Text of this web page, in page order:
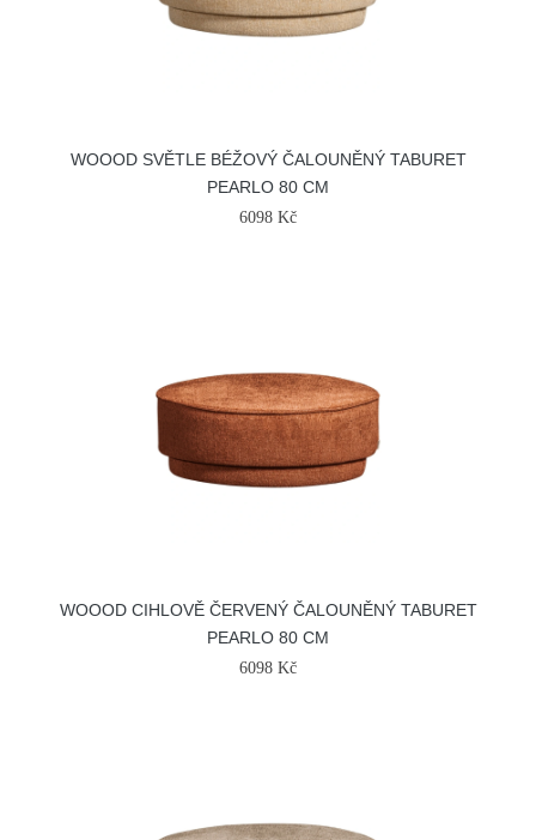
WOOOD SVĚTLE BÉŽOVÝ ČALOUNĚNÝ TABURET
PEARLO 80 CM
6098 Kč
WOOOD CIHLOVĚ ČERVENÝ ČALOUNĚNÝ TABURET
PEARLO 80 CM
6098 Kč